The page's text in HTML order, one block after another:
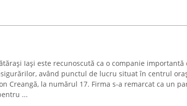
Iași este recunoscută ca o companie importantă
având punctul de lucru situat în centrul
Creangă, la numărul 17. Firma s-a remarcat ca un
...